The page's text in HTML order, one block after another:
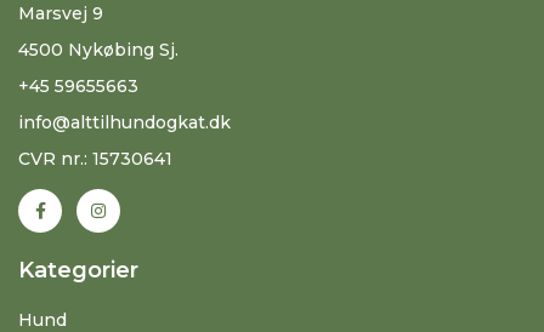
Marsvej 9
4500 Nykøbing Sj.
+45 59655663
info@alttilhundogkat.dk
CVR nr.: 15730641
Kategorier
Hund